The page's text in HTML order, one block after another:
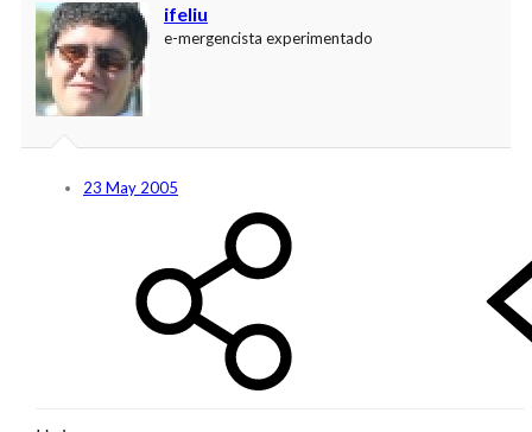
ifeliu
e-mergencista experimentado
23 May 2005